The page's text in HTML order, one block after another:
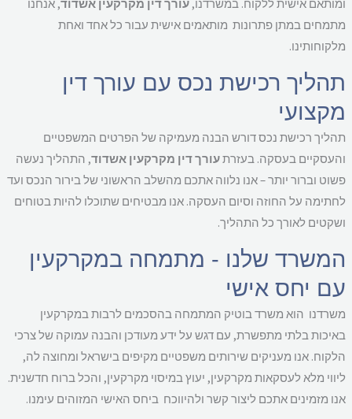
אישית ללקוח. במשרדנו,עורך דין מקרקעין אשדוד, אנחנו
במתן פתרונות מותאמים אישית עבור כל אחד ואחת
רכישת נכס עם עורך דין
רכישת נכס דורש הבנה מעמיקה של הפרטים המשפטיים
בעסקה. בעזרתעורך דין מקרקעין אשדוד, התהליך נעשה
וברור יותר – אנו נלווה אתכם מהשלב הראשוני של בירור הנכס ועד
על החוזה וסיום העסקה. אנו מבטיחים שתוכלו להיות בטוחים
לאורך כל התהליך.
שלנו - מתמחה במקרקעין
יחס אישי
הוא משרד בוטיק המתמחה בהסכמים לרבות במקרקעין
בלתי מתפשרת, עם דגש על ידע מעודכן והבנה עמוקה של צרכי
אנו מעניקים שירותים משפטיים מקיפים בישראל ומחוצה לה,
מלא לעסקאות מקרקעין, יעוץ במיסוי מקרקעין, והכל ברוח חדשנית.
מזמינים אתכם ליצור קשר ולהיווכח ביחס האישי המזוהים עימנו.